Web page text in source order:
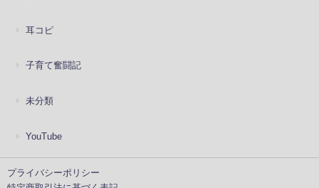
耳コピ
子育て奮闘記
未分類
YouTube
プライバシーポリシー